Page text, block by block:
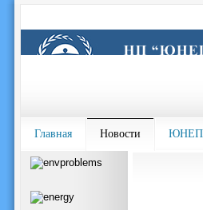
Главная Новости ЮНЕП